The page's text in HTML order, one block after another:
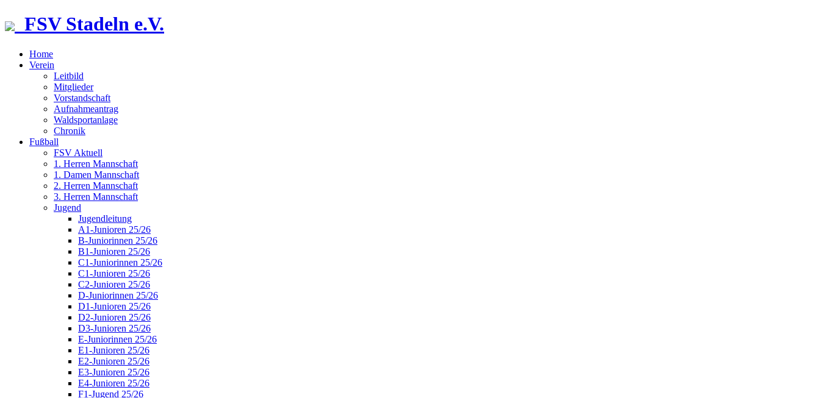
FSV Stadeln e.V.
Home
Verein
Leitbild
Mitglieder
Vorstandschaft
Aufnahmeantrag
Waldsportanlage
Chronik
Fußball
FSV Aktuell
1. Herren Mannschaft
1. Damen Mannschaft
2. Herren Mannschaft
3. Herren Mannschaft
Jugend
Jugendleitung
A1-Junioren 25/26
B-Juniorinnen 25/26
B1-Junioren 25/26
C1-Juniorinnen 25/26
C1-Junioren 25/26
C2-Junioren 25/26
D-Juniorinnen 25/26
D1-Junioren 25/26
D2-Junioren 25/26
D3-Junioren 25/26
E-Juniorinnen 25/26
E1-Junioren 25/26
E2-Junioren 25/26
E3-Junioren 25/26
E4-Junioren 25/26
F1-Jugend 25/26